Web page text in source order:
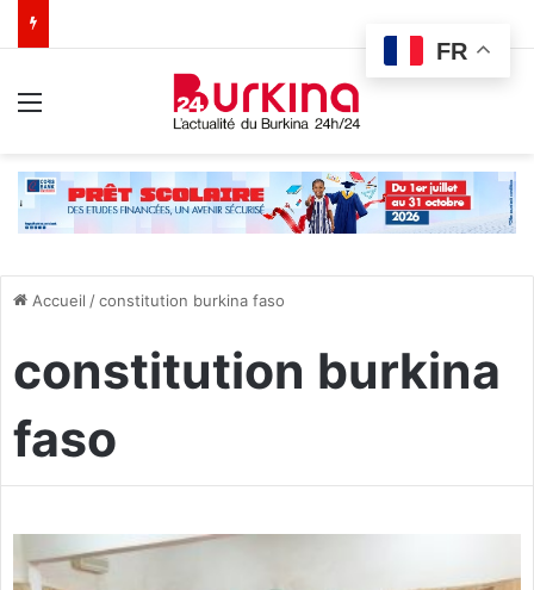
Accueil /constitution burkina faso
constitution burkina
faso
FR